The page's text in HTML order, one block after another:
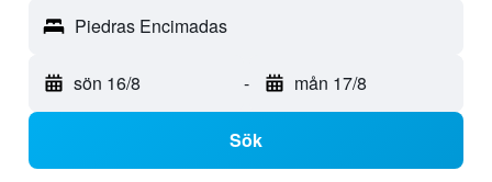
Piedras Encimadas
sön 16/8 - mån 17/8
Sök